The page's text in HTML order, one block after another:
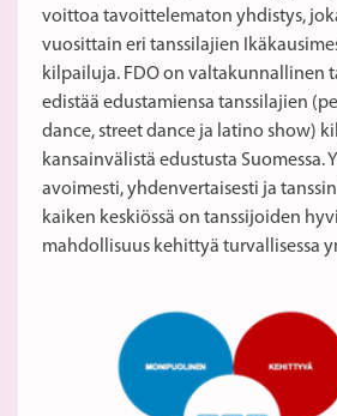
voittoa tavoittelematon yhdistys,
vuosittain eri tanssilajien
kilpailuja. FDO on valtakunnallinen
edistää edustamiensa tanssilajien
dance, street dance ja latino show)
kansainvälistä edustusta Suomessa.
avoimesti, yhdenvertaisesti ja
kaiken keskiössä on tanssijoiden
mahdollisuus kehittyä turvallisessa